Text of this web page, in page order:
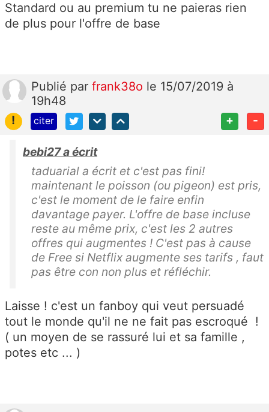
Standard ou au premium tu ne paieras rien
de plus pour l'offre de base
Publié par frank38o le 15/07/2019 à
19h48
!
citer + -
bebi27 a écrit
taduarial a écrit et c'est pas fini!
maintenant le poisson (ou pigeon) est pris,
c'est le moment de le faire enfin
davantage payer. L'offre de base incluse
reste au même prix, c'est les 2 autres
offres qui augmentes ! C'est pas à cause
de Free si Netflix augmente ses tarifs , faut
pas être con non plus et réfléchir.
Laisse ! c'est un fanboy qui veut persuadé
tout le monde qu'il ne ne fait pas escroqué !
( un moyen de se rassuré lui et sa famille ,
potes etc ... )